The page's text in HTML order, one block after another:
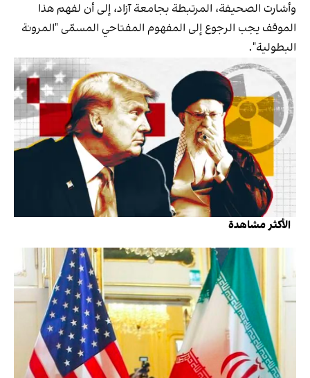
وأشارت الصحيفة، المرتبطة بجامعة آزاد، إلى أن لفهم هذا
الموقف يجب الرجوع إلى المفهوم المفتاحي المسمّى "المرونة
البطولية".
الأكثر مشاهدة